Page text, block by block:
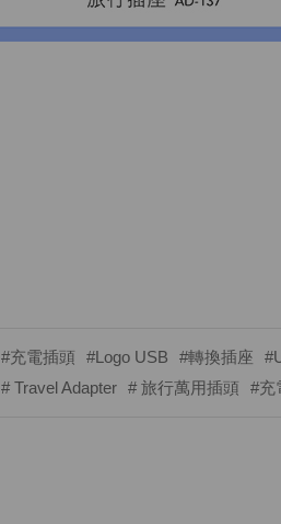
#充電插頭 #Logo USB #轉換插座
# Travel Adapter
# 旅行萬用插頭 #充